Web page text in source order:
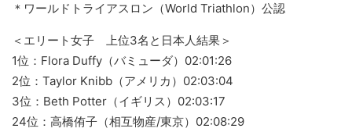
＊ワールドトライアスロン（World Triathlon）公認
＜エリート女子 上位3名と日本人結果＞
1位：Flora Duffy（バミューダ）02:01:26
2位：Taylor Knibb（アメリカ）02:03:04
3位：Beth Potter（イギリス）02:03:17
24位：高橋侑子（相互物産/東京）02:08:29